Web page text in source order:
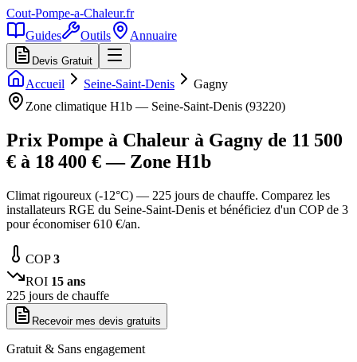
Cout-Pompe-a-Chaleur.fr
Guides
Outils Annuaire
Devis Gratuit
Accueil Seine-Saint-Denis
Gagny
Zone climatique H1b — Seine-Saint-Denis (93220)
Prix Pompe à Chaleur à Gagny de 11 500
€ à 18 400 € — Zone H1b
Climat rigoureux (-12°C) — 225 jours de chauffe. Comparez les
installateurs RGE du Seine-Saint-Denis et bénéficiez d'un COP de 3
pour économiser 610 €/an.
COP3
ROI 15 ans
225 jours de chauffe
Recevoir mes devis gratuits
Gratuit & Sans engagement